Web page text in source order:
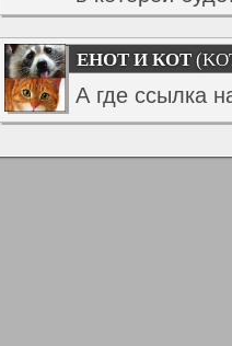
ЕНОТ И КОТ
А где ссылка